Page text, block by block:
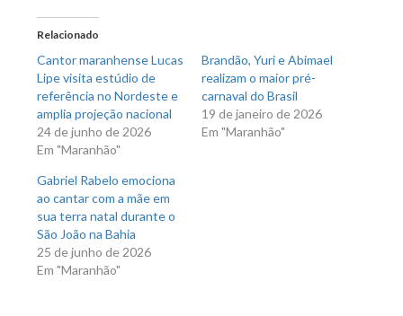
em
nova
janela)
Relacionado
Cantor maranhense Lucas
Lipe visita estúdio de
referência no Nordeste e
amplia projeção nacional
24 de junho de 2026
Em "Maranhão"
Brandão, Yuri e Abimael
realizam o maior pré-
carnaval do Brasil
19 de janeiro de 2026
Em "Maranhão"
Gabriel Rabelo emociona
ao cantar com a mãe em
sua terra natal durante o
São João na Bahia
25 de junho de 2026
Em "Maranhão"